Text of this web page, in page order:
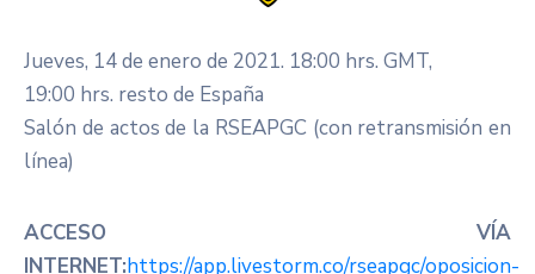
Jueves, 14 de enero de 2021. 18:00 hrs. GMT,
19:00 hrs. resto de España
Salón de actos de la RSEAPGC (con retransmisión en
línea)
ACCESO VÍA
INTERNET:https://app.livestorm.co/rseapgc/oposicion-